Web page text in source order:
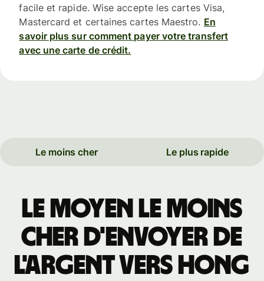
facile et rapide. Wise accepte les cartes Visa,
Mastercard et certaines cartes Maestro. En
savoir plus sur comment payer votre transfert
avec une carte de crédit.
Le moins cher Le plus rapide
Le moyen le moins
cher d'envoyer de
l'argent vers Hong